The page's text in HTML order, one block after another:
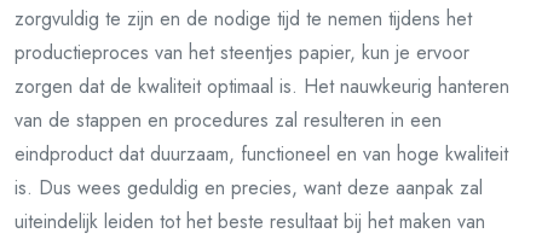
zorgvuldig te zijn en de nodige tijd te nemen tijdens het
productieproces van het steentjes papier, kun je ervoor
zorgen dat de kwaliteit optimaal is. Het nauwkeurig hanteren
van de stappen en procedures zal resulteren in een
eindproduct dat duurzaam, functioneel en van hoge kwaliteit
is. Dus wees geduldig en precies, want deze aanpak zal
uiteindelijk leiden tot het beste resultaat bij het maken van